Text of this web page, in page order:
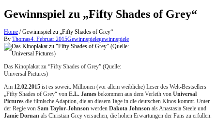
Gewinnspiel zu „Fifty Shades of Grey“
Home /Gewinnspiel zu „Fifty Shades of Grey“
By Thomas4. Februar 2015Gewinnspielegewinnspiele
Das Kinoplakat zu “Fifty Shades of Grey” (Quelle:
Universal Pictures)
Am 12.02.2015 ist es soweit. Millionen (vor allem weibliche) Leser des Welt-Bestsellers
„Fifty Shades of Grey“ von E.L. James bekommen aus dem Verleih von Universal
Pictures die filmische Adaption, die an diesem Tage in die deutschen Kinos kommt. Unter
der Regie von Sam Taylor-Johnson werden Dakota Johnson als Anastasia Steele und
Jamie Dornan als Christian Grey versuchen, die hohen Erwartungen der Fans zu erfüllen.